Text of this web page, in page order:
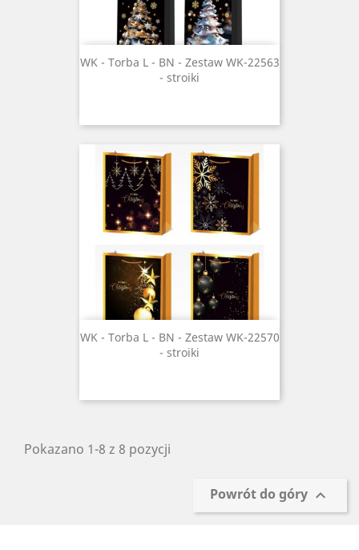
WK - Torba L - BN - Zestaw WK-22563
- stroiki
WK - Torba L - BN - Zestaw WK-22570
- stroiki
Pokazano 1-8 z 8 pozycji
Powrót do góry 